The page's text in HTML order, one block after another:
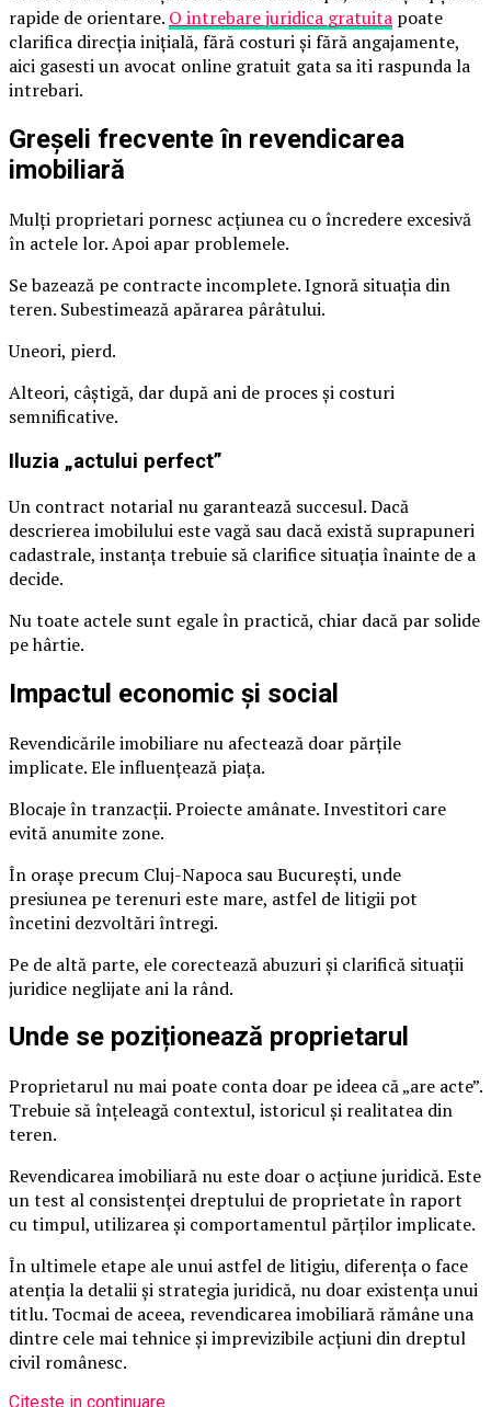
rapide de orientare. O intrebare juridica gratuita poate
clarifica direcția inițială, fără costuri și fără angajamente,
aici gasesti un avocat online gratuit gata sa iti raspunda la
intrebari.
Greșeli frecvente în revendicarea
imobiliară
Mulți proprietari pornesc acțiunea cu o încredere excesivă
în actele lor. Apoi apar problemele.
Se bazează pe contracte incomplete. Ignoră situația din
teren. Subestimează apărarea pârâtului.
Uneori, pierd.
Alteori, câștigă, dar după ani de proces și costuri
semnificative.
Iluzia „actului perfect”
Un contract notarial nu garantează succesul. Dacă
descrierea imobilului este vagă sau dacă există suprapuneri
cadastrale, instanța trebuie să clarifice situația înainte de a
decide.
Nu toate actele sunt egale în practică, chiar dacă par solide
pe hârtie.
Impactul economic și social
Revendicările imobiliare nu afectează doar părțile
implicate. Ele influențează piața.
Blocaje în tranzacții. Proiecte amânate. Investitori care
evită anumite zone.
În orașe precum Cluj-Napoca sau București, unde
presiunea pe terenuri este mare, astfel de litigii pot
încetini dezvoltări întregi.
Pe de altă parte, ele corectează abuzuri și clarifică situații
juridice neglijate ani la rând.
Unde se poziționează proprietarul
Proprietarul nu mai poate conta doar pe ideea că „are acte”.
Trebuie să înțeleagă contextul, istoricul și realitatea din
teren.
Revendicarea imobiliară nu este doar o acțiune juridică. Este
un test al consistenței dreptului de proprietate în raport
cu timpul, utilizarea și comportamentul părților implicate.
În ultimele etape ale unui astfel de litigiu, diferența o face
atenția la detalii și strategia juridică, nu doar existența unui
titlu. Tocmai de aceea, revendicarea imobiliară rămâne una
dintre cele mai tehnice și imprevizibile acțiuni din dreptul
civil românesc.
Citeste in continuare